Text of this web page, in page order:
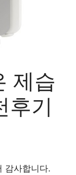
제습
후기
감사합니다.